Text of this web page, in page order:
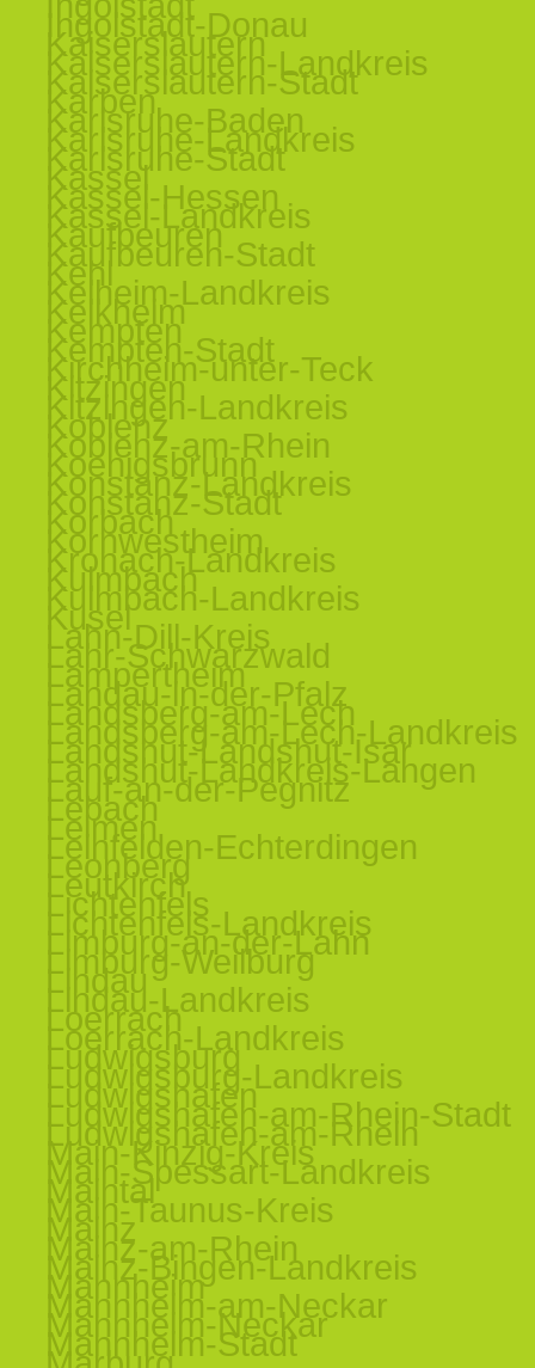
Ingolstadt-Donau
Kaiserslautern
Kaiserslautern-Landkreis
Kaiserslautern-Stadt
Karben
Karlsruhe-Baden
Karlsruhe-Landkreis
Karlsruhe-Stadt
Kassel
Kassel-Hessen
Kassel-Landkreis
Kaufbeuren
Kaufbeuren-Stadt
Kehl
Kelheim-Landkreis
Kelkheim
Kempten
Kempten-Stadt
Kirchheim-unter-Teck
Kitzingen
Kitzingen-Landkreis
Koblenz
Koblenz-am-Rhein
Koenigsbrunn
Konstanz-Landkreis
Konstanz-Stadt
Korbach
Kornwestheim
Kronach-Landkreis
Kulmbach
Kulmbach-Landkreis
Kusel
Lahn-Dill-Kreis
Lahr-Schwarzwald
Lampertheim
Landau-in-der-Pfalz
Landsberg-am-Lech
Landsberg-am-Lech-Landkreis
Landshut-Landshut-Isar
Landshut-Landkreis-Langen
Lauf-an-der-Pegnitz
Lebach
Leimen
Leinfelden-Echterdingen
Leonberg
Leutkirch
Lichtenfels
Lichtenfels-Landkreis
Limburg-an-der-Lahn
Limburg-Weilburg
Lindau
Lindau-Landkreis
Loerrach
Loerrach-Landkreis
Ludwigsburg
Ludwigsburg-Landkreis
Ludwigshafen
Ludwigshafen-am-Rhein-Stadt
Ludwigshafen-am-Rhein
Main-Kinzig-Kreis
Main-Spessart-Landkreis
Maintal
Main-Taunus-Kreis
Mainz
Mainz-am-Rhein
Mainz-Bingen-Landkreis
Mannheim
Mannheim-am-Neckar
Mannheim-Neckar
Mannheim-Stadt